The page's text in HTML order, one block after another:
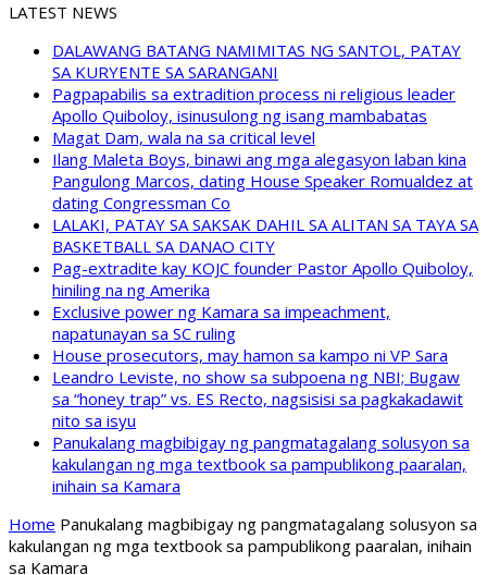
LATEST NEWS
DALAWANG BATANG NAMIMITAS NG SANTOL, PATAY
SA KURYENTE SA SARANGANI
Pagpapabilis sa extradition process ni religious leader
Apollo Quiboloy, isinusulong ng isang mambabatas
Magat Dam, wala na sa critical level
Ilang Maleta Boys, binawi ang mga alegasyon laban kina
Pangulong Marcos, dating House Speaker Romualdez at
dating Congressman Co
LALAKI, PATAY SA SAKSAK DAHIL SA ALITAN SA TAYA SA
BASKETBALL SA DANAO CITY
Pag-extradite kay KOJC founder Pastor Apollo Quiboloy,
hiniling na ng Amerika
Exclusive power ng Kamara sa impeachment,
napatunayan sa SC ruling
House prosecutors, may hamon sa kampo ni VP Sara
Leandro Leviste, no show sa subpoena ng NBI; Bugaw
sa “honey trap” vs. ES Recto, nagsisisi sa pagkakadawit
nito sa isyu
Panukalang magbibigay ng pangmatagalang solusyon sa
kakulangan ng mga textbook sa pampublikong paaralan,
inihain sa Kamara
Home Panukalang magbibigay ng pangmatagalang solusyon sa
kakulangan ng mga textbook sa pampublikong paaralan, inihain
sa Kamara